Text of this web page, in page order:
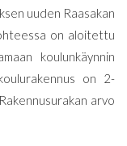
uuden Raasakan
on aloitettu
koulunkäynnin
on 2-
arvo